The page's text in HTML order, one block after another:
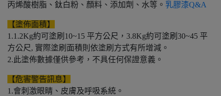
丙烯酸樹脂、鈦白粉、顏料、添加劑、水等。 乳膠漆Q&A
【塗佈面積】
1.1.2Kg約可塗刷10~15 平方公尺，3.8Kg約可塗刷30~45 平
方公尺, 實際塗刷面積則依塗刷方式有所增減。
2.此塗佈數據僅供參考，不具任何保證意義。
【危害警告訊息】
1.會刺激眼睛、皮膚及呼吸系統。